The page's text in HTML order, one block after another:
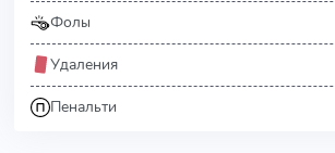
Фолы
Удаления
Пенальти